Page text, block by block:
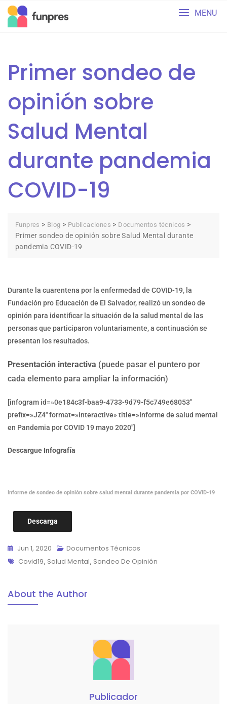
Skip
content
MENU
Primer sondeo de
opinión sobre
Salud Mental
durante pandemia
COVID-19
Funpres > Blog > Publicaciones > Documentos técnicos >
Primer sondeo de opinión sobre Salud Mental durante
pandemia COVID-19
Durante la cuarentena por la enfermedad de COVID-19, la
Fundación pro Educación de El Salvador, realizó un sondeo de
opinión para identificar la situación de la salud mental de las
personas que participaron voluntariamente, a continuación se
presentan los resultados.
Presentación interactiva (puede pasar el puntero por
cada elemento para ampliar la información)
[infogram id=»0e184c3f-baa9-4733-9d79-f5c749e68053″
prefix=»JZ4″ format=»interactive» title=»Informe de salud mental
en Pandemia por COVID 19 mayo 2020″]
Descargue Infografía
Informe de sondeo de opinión sobre salud mental durante pandemia por COVID-19
Descarga
Jun 1, 2020
Documentos Técnicos
Etiquetas
Covid19, Salud Mental, Sondeo De Opinión
About the Author
Publicador